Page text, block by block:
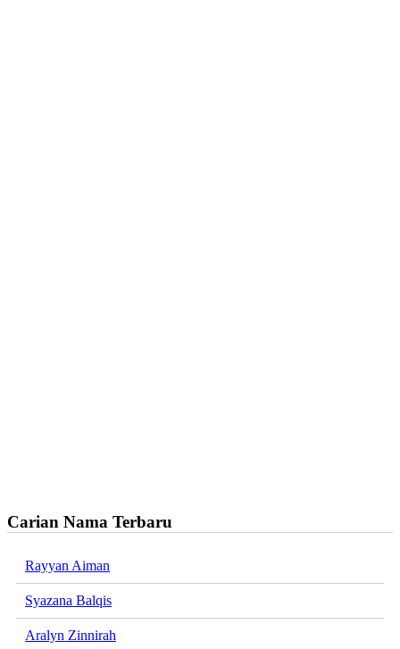
Carian Nama Terbaru
Rayyan Aiman
Syazana Balqis
Aralyn Zinnirah